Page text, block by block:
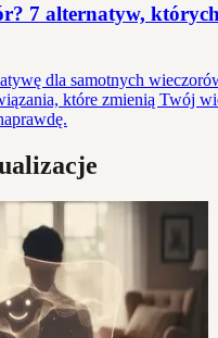
7 alternatyw,
dla samotnych
które zmienią Twój